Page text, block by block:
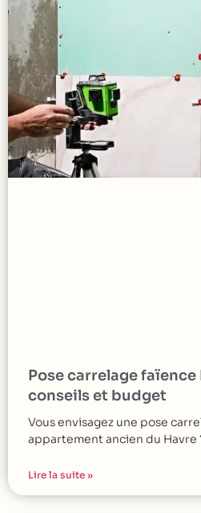
Pose carrelage faïence
conseils et budget
Vous envisagez une pose
appartement ancien du Havre
Lire la suite »